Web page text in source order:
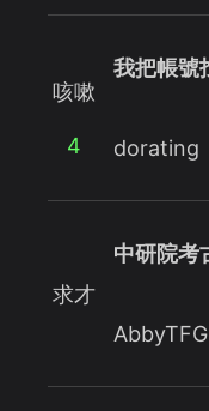
咳嗽
4
我把帳號
dorating
求才
中研院考
AbbyTFG